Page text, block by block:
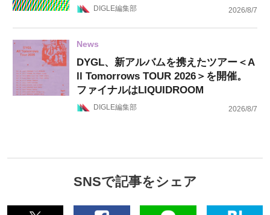
DIGLE編集部 2026/8/7
News
DYGL、新アルバムを携えたツアー＜A
ll Tomorrows TOUR 2026＞を開催。
ファイナルはLIQUIDROOM
DIGLE編集部 2026/8/7
SNSで記事をシェア